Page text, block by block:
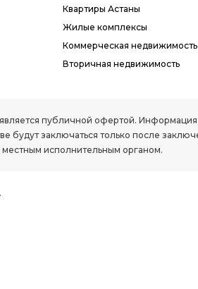
Квартиры Астаны
Жилые комплексы
Коммерческая недвижимость
Вторичная недвижимость
является публичной офертой.
будут заключаться только после
исполнительным органом.